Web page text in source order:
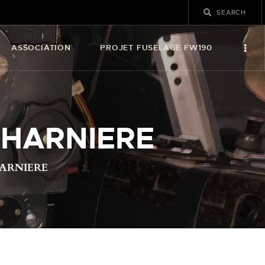
ASSOCIATION PROJET FUSELAGE FW190